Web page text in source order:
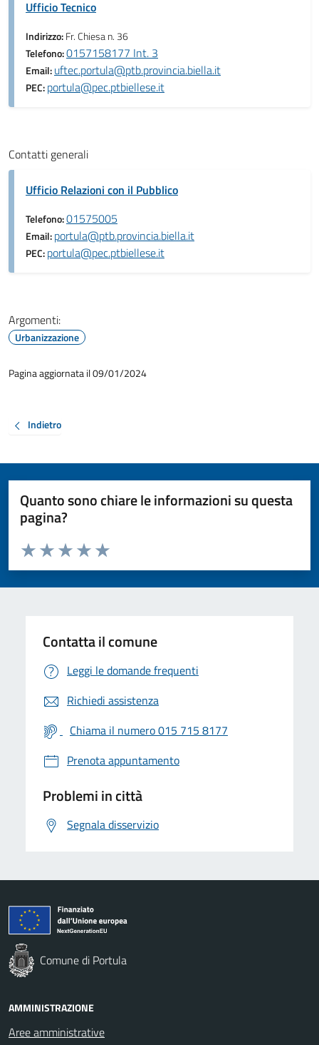
Ufficio Tecnico
Indirizzo:Fr. Chiesa n. 36
Telefono:0157158177 Int. 3
Email:uftec.portula@ptb.provincia.biella.it
PEC:portula@pec.ptbiellese.it
Contatti generali
Ufficio Relazioni con il Pubblico
Telefono:01575005
Email:portula@ptb.provincia.biella.it
PEC:portula@pec.ptbiellese.it
Argomenti:
Urbanizzazione
Pagina aggiornata il 09/01/2024
Indietro
Quanto sono chiare le informazioni su questa
pagina?
Valuta da 1 a 5 stelle la pagina
Valuta 5 stelle su 5
Valuta 4 stelle su 5
Valuta 3 stelle su 5
Valuta 2 stelle su 5
Valuta 1 stelle su 5
Contatta il comune
Leggi le domande frequenti
Richiedi assistenza
Chiama il numero 015 715 8177
Prenota appuntamento
Problemi in città
Segnala disservizio
Comune di Portula
AMMINISTRAZIONE
Aree amministrative